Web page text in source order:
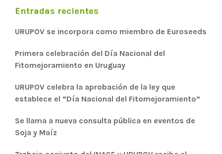
Entradas recientes
URUPOV se incorpora como miembro de Euroseeds
Primera celebración del Día Nacional del
Fitomejoramiento en Uruguay
URUPOV celebra la aprobación de la ley que
establece el “Día Nacional del Fitomejoramiento”
Se llama a nueva consulta pública en eventos de
Soja y Maíz